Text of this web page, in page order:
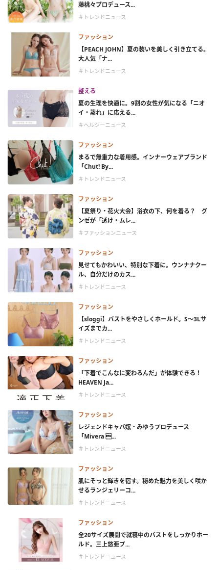
藤桃々プロデュース...
＃トレンドニュース
ファッション
【PEACH JOHN】夏の装いを美しく引き立てる。
大人気「ナ...
＃トレンドニュース
整える
夏の生理を快適に。9割の女性が気になる「ニオ
イ・蒸れ」に応える...
＃ヘルシーニュース
ファッション
まるで無重力な着用感。インナーウェアブランド
「Chut! By...
＃トレンドニュース
ファッション
【夏祭り・花火大会】浴衣の下、何を着る？ グ
ンゼが「透け・ムレ...
＃ファッションニュース
ファッション
見せてもかわいい、特別な下着に。ウンナナクー
ル、自分だけのカス...
＃トレンドニュース
ファッション
【sloggi】バストをやさしくホールド。S～3Lサ
イズまでカ...
＃トレンドニュース
ファッション
「下着でこんなに変わるんだ」が体験できる！
HEAVEN Ja...
＃トレンドニュース
ファッション
レジェンドキャバ嬢・みゆうプロデュース
「Mivera ...
＃トレンドニュース
ファッション
肌にそっと輝きを宿す。秘めた魅力を美しく咲か
せるランジェリーコ...
＃トレンドニュース
ファッション
全20サイズ展開で就寝中のバストをしっかりホー
ルド。三上悠亜プ...
＃トレンドニュース